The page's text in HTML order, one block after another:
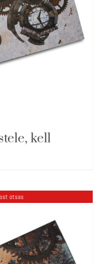
kell
otsas